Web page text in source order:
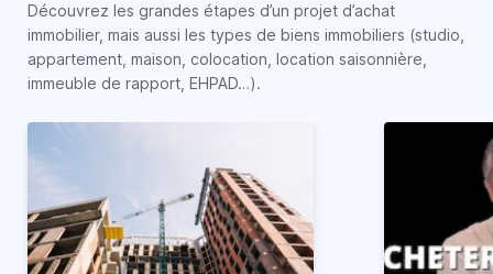
Découvrez les grandes étapes d’un projet d’achat
immobilier, mais aussi les types de biens immobiliers (studio,
appartement, maison, colocation, location saisonnière,
immeuble de rapport, EHPAD…).